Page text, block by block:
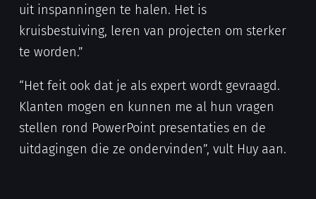
uit inspanningen te halen. Het is
kruisbestuiving, leren van projecten om sterker
te worden.”
“Het feit ook dat je als expert wordt gevraagd.
Klanten mogen en kunnen me al hun vragen
stellen rond PowerPoint presentaties en de
uitdagingen die ze ondervinden”, vult Huy aan.